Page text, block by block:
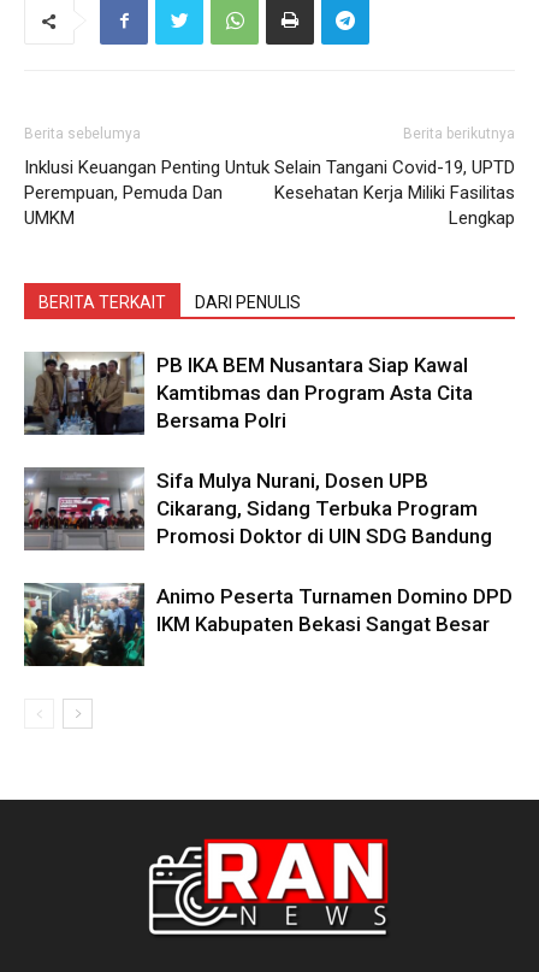
Berita sebelumya
Inklusi Keuangan Penting Untuk
Perempuan, Pemuda Dan
UMKM
Berita berikutnya
Selain Tangani Covid-19, UPTD
Kesehatan Kerja Miliki Fasilitas
Lengkap
BERITA TERKAIT DARI PENULIS
PB IKA BEM Nusantara Siap Kawal
Kamtibmas dan Program Asta Cita
Bersama Polri
Sifa Mulya Nurani, Dosen UPB
Cikarang, Sidang Terbuka Program
Promosi Doktor di UIN SDG Bandung
Animo Peserta Turnamen Domino DPD
IKM Kabupaten Bekasi Sangat Besar